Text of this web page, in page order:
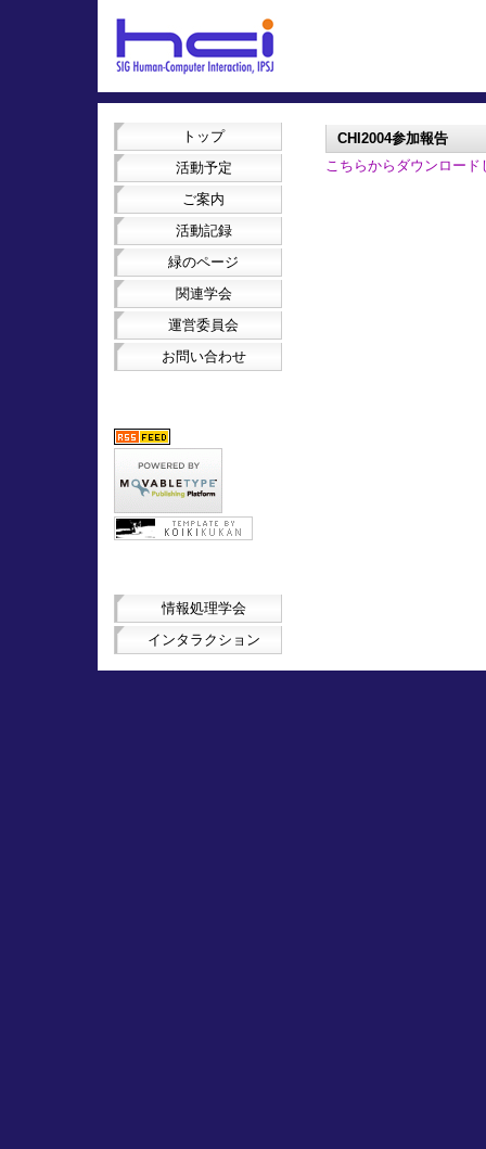
トップ
活動予定
ご案内
活動記録
緑のページ
関連学会
運営委員会
お問い合わせ
情報処理学会
インタラクション
CHI2004参加報告
こちらからダウンロード